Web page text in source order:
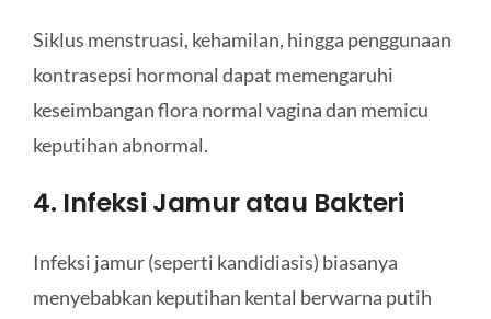
Siklus menstruasi, kehamilan, hingga penggunaan
kontrasepsi hormonal dapat memengaruhi
keseimbangan flora normal vagina dan memicu
keputihan abnormal.
4. Infeksi Jamur atau Bakteri
Infeksi jamur (seperti kandidiasis) biasanya
menyebabkan keputihan kental berwarna putih